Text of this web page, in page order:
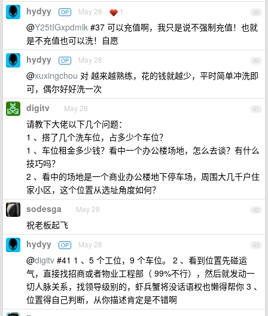
39
hydyy OP May 28 1
@Y25tIGxpdmlk #37 可以充值啊，我只是说不强制充值！也就
是不充值也可以洗！自愿
40
hydyy OP May 28
@xuxingchou 对 越来越熟练，花的钱就越少，平时简单冲洗即
可，偶尔好好洗一次
41
digitv May 28
请教下大佬以下几个问题：
1 、搭了几个洗车位，占多少个车位？
1 、车位租金多少钱？看中一个办公楼场地，怎么去谈？有什么
技巧吗？
2 、看中的场地是一个商业办公楼地下停车场，周围大几千户住
家小区，这个位置从选址角度如何？
42
sodesga May 28
祝老板起飞
43
hydyy OP May 28
@digitv #41 1 、5 个工位，9 个车位。 2 、看到位置先碰运
气，直接找招商或者物业工程部（ 99%不行），然后就发动一
切人脉关系，找领导级别的，虾兵蟹将没话语权也懒得帮你 3 、
位置得自己判断，从你描述肯定是不错啊